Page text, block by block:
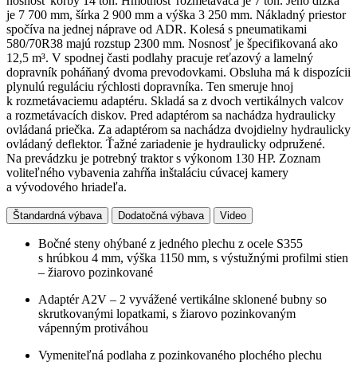
je 7 700 mm, šírka 2 900 mm a výška 3 250 mm. Nákladný priestor
spočíva na jednej náprave od ADR. Kolesá s pneumatikami
580/70R38 majú rozstup 2300 mm. Nosnosť je špecifikovaná ako
12,5 m³. V spodnej časti podlahy pracuje reťazový a lamelný
dopravník poháňaný dvoma prevodovkami. Obsluha má k dispozícii
plynulú reguláciu rýchlosti dopravníka. Ten smeruje hnoj
k rozmetávaciemu adaptéru. Skladá sa z dvoch vertikálnych valcov
a rozmetávacích diskov. Pred adaptérom sa nachádza hydraulicky
ovládaná priečka. Za adaptérom sa nachádza dvojdielny hydraulicky
ovládaný deflektor. Ťažné zariadenie je hydraulicky odpružené.
Na prevádzku je potrebný traktor s výkonom 130 HP. Zoznam
voliteľného vybavenia zahŕňa inštaláciu cúvacej kamery
a vývodového hriadeľa.
Štandardná výbava Dodatočná výbava Video
Bočné steny ohýbané z jedného plechu z ocele S355
s hrúbkou 4 mm, výška 1150 mm, s výstužnými profilmi stien
– žiarovo pozinkované
Adaptér A2V – 2 vyvážené vertikálne sklonené bubny so
skrutkovanými lopatkami, s žiarovo pozinkovaným
vápenným protiváhou
Vymeniteľná podlaha z pozinkovaného plochého plechu